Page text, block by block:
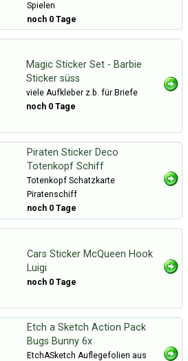
Spielen
noch 0 Tage
Magic Sticker Set - Barbie
Sticker süss
viele Aufkleber z.b. für Briefe
noch 0 Tage
Piraten Sticker Deco
Totenkopf Schiff
Totenkopf Schatzkarte
Piratenschiff
noch 0 Tage
Cars Sticker McQueen Hook
Luigi
noch 0 Tage
Etch a Sketch Action Pack
Bugs Bunny 6x
EtchASketch Auflegefolien aus